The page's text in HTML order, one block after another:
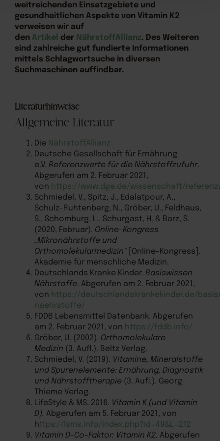
weitreichenden Einsatzgebiete und
gesundheitlichen Aspekte von Vitamin K2
verweisen wir auf
den Artikel der NährstoffAllianz. Des Weiteren
sind zahlreiche gut fundierte Informationen
mittels Schlagwortsuche in diversen
Suchmaschinen auffindbar.
Literaturhinweise
Allgemeine Literatur
Die NährstoffAllianz
Deutsche Gesellschaft für Ernährung
e.V. Referenzwerte für die Nährstoffzufuhr.
Abgerufen am 2. Februar 2021,
von https://www.dge.de/wissenschaft/
Schmiedel, V., Spitz, J., Edalatpour, A.,
Schulz-Ruhtenberg, N., Gröber, U., Feldhaus,
S., Schomburg, L., Schurgast, H. & Barz, S.
(2020, Februar). Online-Kongress
„Mikronährstoffe und
Orthomolekularmedizin“ [Online-Kongress].
Akademie für menschliche Medizin.
Deutschlands Kranke Kinder. Basiswissen
Nährstoffe. Abgerufen am 2. Februar 2021,
von https://deutschlandskrankekinder.de/
naehrstoffe/
FDDB Lebensmittel Datenbank. Abgerufen
am 2. Februar 2021, von https://fddb.info/
Gröber, U. (2002). Orthomolekulare
Medizin (3. Aufl.). Beltz Verlag.
Schmiedel, V. (2019). Vitamine, Mineralstoffe
und Spurenelemente: Ernährung, Diagnostik
und Nährstofftherapie (3. Aufl.). Georg
Thieme Verlag.
LifeStyle & MS, 2016. Vitamin K (und Vitamin
D). Abgerufen am 5. Februar 2021, von
https://lsms.info/index.php?id=49&L=212
Vitamin D-Co-Faktor: Vitamin K2. Abgerufen